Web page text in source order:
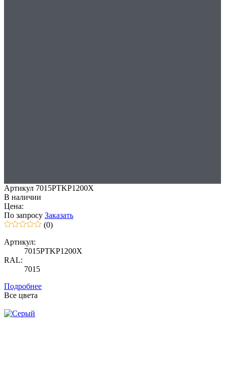
Артикул 7015PTKP1200X
В наличии
Цена:
По запросу Заказать
(0)
Артикул:
7015PTKP1200X
RAL:
7015
Подробнее
Все цвета